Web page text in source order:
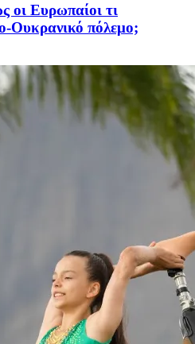
οι Ευρωπαίοι τι
Ουκρανικό πόλεμο;